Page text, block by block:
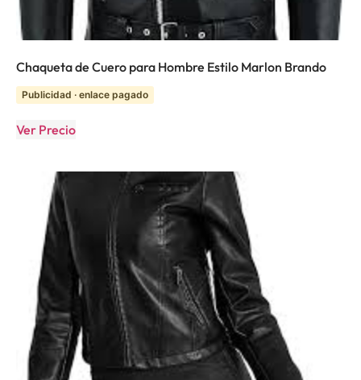
Chaqueta de Cuero para Hombre Estilo Marlon Brando
Publicidad · enlace pagado
Ver Precio